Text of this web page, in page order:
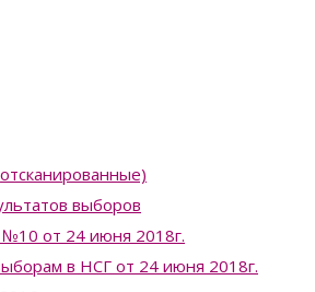
выборов
от 24 июня 2018г.
в НСГ от 24 июня 2018г.